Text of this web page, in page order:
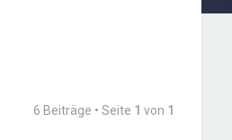
6 Beiträge • Seite 1 von 1